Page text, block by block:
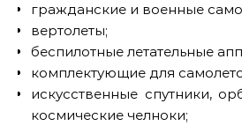
гражданские и военные
вертолеты;
беспилотные летательные
комплектующие для
искусственные спутники,
космические челноки;